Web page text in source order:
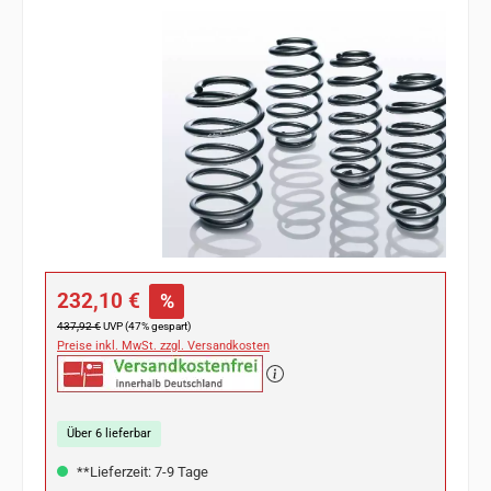
Verkaufspreis:
232,10 € %
Regulärer Preis:
437,92 €UVP (47% gespart)
Preise inkl. MwSt. zzgl. Versandkosten
Über 6 lieferbar
**Lieferzeit: 7-9 Tage